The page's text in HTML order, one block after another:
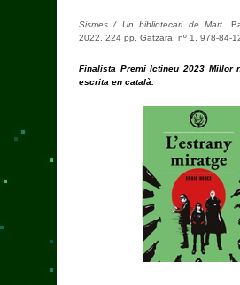
Sismes / Un bibliotecari de Mart .
2022. 224 pp. Gatzara, nº 1. 978-84-
Finalista Premi Ictineu 2023 Millor
escrita en català.